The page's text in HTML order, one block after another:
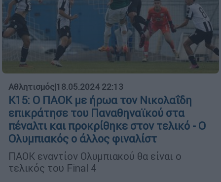
Αθλητισμός|18.05.2024 22:13
Κ15: Ο ΠΑΟΚ με ήρωα τον Νικολαΐδη
επικράτησε του Παναθηναϊκού στα
πέναλτι και προκρίθηκε στον τελικό - Ο
Ολυμπιακός ο άλλος φιναλίστ
ΠΑΟΚ εναντίον Ολυμπιακού θα είναι ο
τελικός του Final 4